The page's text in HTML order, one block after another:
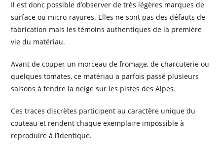
Il est donc possible d’observer de très légères marques de
surface ou micro-rayures. Elles ne sont pas des défauts de
fabrication mais les témoins authentiques de la première
vie du matériau.
Avant de couper un morceau de fromage, de charcuterie ou
quelques tomates, ce matériau a parfois passé plusieurs
saisons à fendre la neige sur les pistes des Alpes.
Ces traces discrètes participent au caractère unique du
couteau et rendent chaque exemplaire impossible à
reproduire à l’identique.